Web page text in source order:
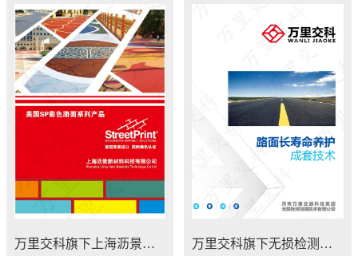
万里交科旗下上海沥景画册 万里交科旗下无损检测加固画册